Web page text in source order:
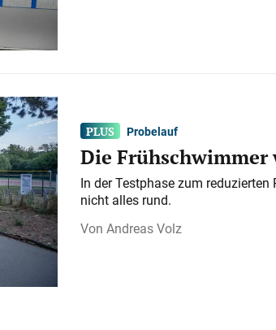
Probelauf
Die Frühschwimmer
In der Testphase zum
nicht alles rund.
Andreas Volz